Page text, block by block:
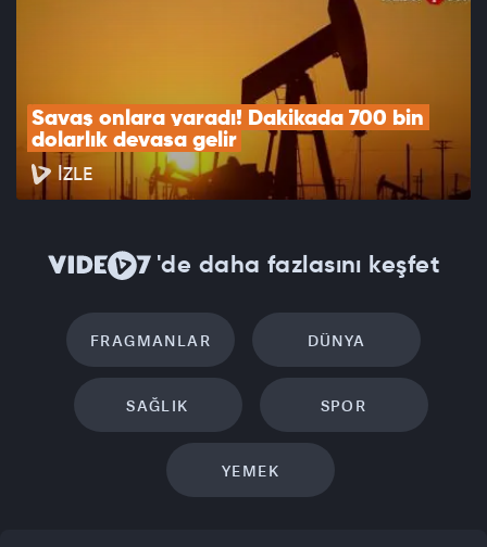
Savaş onlara yaradı! Dakikada 700 bin
dolarlık devasa gelir
İZLE
'de daha fazlasını keşfet
FRAGMANLAR DÜNYA
SAĞLIK SPOR
YEMEK